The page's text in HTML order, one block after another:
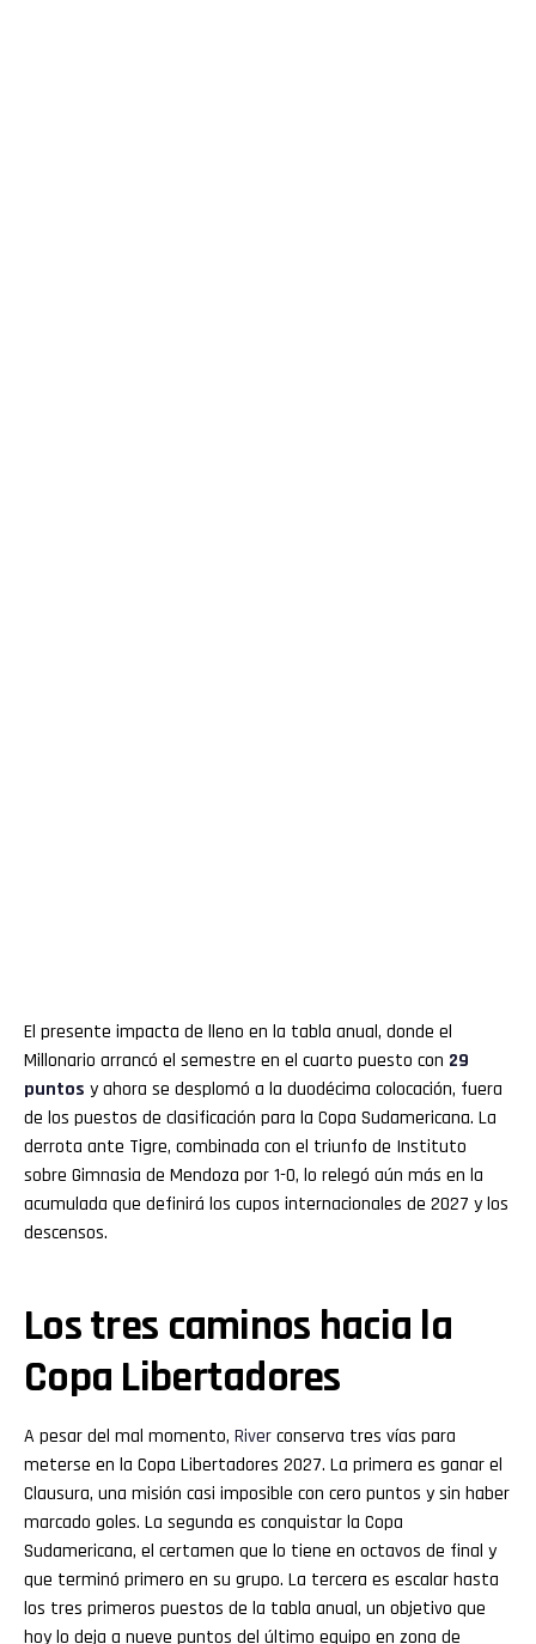
El presente impacta de lleno en la tabla anual, donde el
Millonario arrancó el semestre en el cuarto puesto con 29
puntos y ahora se desplomó a la duodécima colocación, fuera
de los puestos de clasificación para la Copa Sudamericana. La
derrota ante Tigre, combinada con el triunfo de Instituto
sobre Gimnasia de Mendoza por 1-0, lo relegó aún más en la
acumulada que definirá los cupos internacionales de 2027 y los
descensos.
Los tres caminos hacia la
Copa Libertadores
A pesar del mal momento, Riverconserva tres vías para
meterse en la Copa Libertadores 2027. La primera es ganar el
Clausura, una misión casi imposible con cero puntos y sin haber
marcado goles. La segunda es conquistar la Copa
Sudamericana, el certamen que lo tiene en octavos de final y
que terminó primero en su grupo. La tercera es escalar hasta
los tres primeros puestos de la tabla anual, un objetivo que
hoy lo deja a nueve puntos del último equipo en zona de